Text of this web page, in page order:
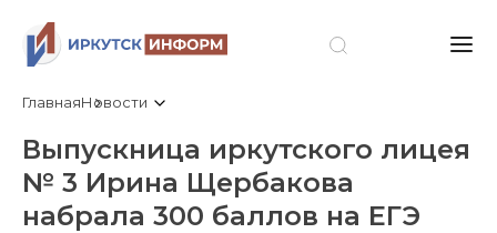
ГлавнаяНовости
Выпускница иркутского лицея
№ 3 Ирина Щербакова
набрала 300 баллов на ЕГЭ